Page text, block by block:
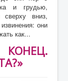
и грудью,
вниз,
они
как...